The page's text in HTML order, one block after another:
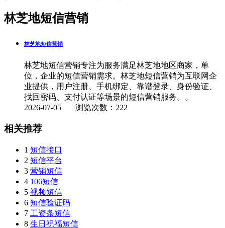
林芝地短信营销
林芝地短信营销
林芝地短信营销专注为服务满足林芝地地区商家，单
位，企业的短信营销需求。林芝地短信营销为互联网企
业提供，用户注册、手机绑定、靠谱登录、身份验证、
找回密码、支付认证等场景的短信营销服务。。
2026-07-05 浏览次数：222
相关推荐
1 短信接口
2 短信平台
3 营销短信
4 106短信
5 视频短信
6 短信验证码
7 工资条短信
8 生日祝福短信